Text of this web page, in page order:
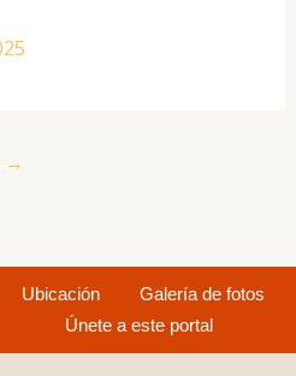
→
Ubicación
Galería de fotos
Únete a este portal